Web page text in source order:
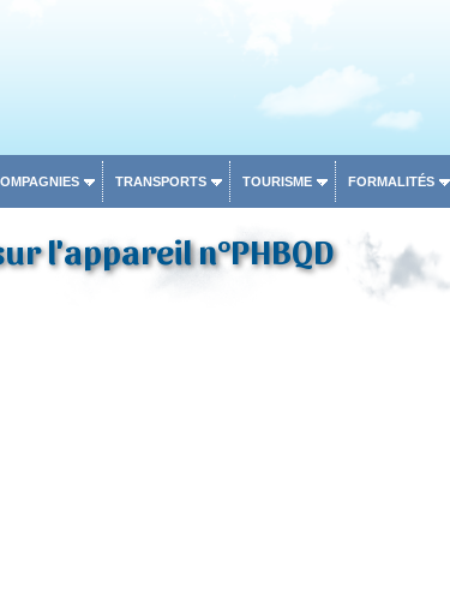
TRANSPORTS TOURISME FORMALITÉS
l'appareil n°PHBQD